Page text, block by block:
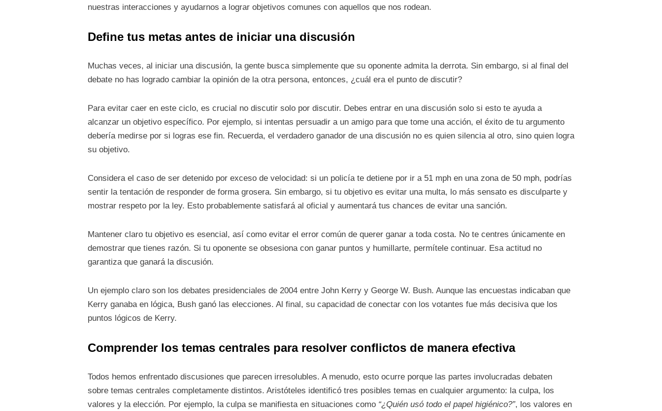
nuestras interacciones y ayudarnos a lograr objetivos comunes con aquellos que nos rodean.
Define tus metas antes de iniciar una discusión
Muchas veces, al iniciar una discusión, la gente busca simplemente que su oponente admita la derrota. Sin embargo, si al final del
debate no has logrado cambiar la opinión de la otra persona, entonces, ¿cuál era el punto de discutir?
Para evitar caer en este ciclo, es crucial no discutir solo por discutir. Debes entrar en una discusión solo si esto te ayuda a
alcanzar un objetivo específico. Por ejemplo, si intentas persuadir a un amigo para que tome una acción, el éxito de tu argumento
debería medirse por si logras ese fin. Recuerda, el verdadero ganador de una discusión no es quien silencia al otro, sino quien logra
su objetivo.
Considera el caso de ser detenido por exceso de velocidad: si un policía te detiene por ir a 51 mph en una zona de 50 mph, podrías
sentir la tentación de responder de forma grosera. Sin embargo, si tu objetivo es evitar una multa, lo más sensato es disculparte y
mostrar respeto por la ley. Esto probablemente satisfará al oficial y aumentará tus chances de evitar una sanción.
Mantener claro tu objetivo es esencial, así como evitar el error común de querer ganar a toda costa. No te centres únicamente en
demostrar que tienes razón. Si tu oponente se obsesiona con ganar puntos y humillarte, permítele continuar. Esa actitud no
garantiza que ganará la discusión.
Un ejemplo claro son los debates presidenciales de 2004 entre John Kerry y George W. Bush. Aunque las encuestas indicaban que
Kerry ganaba en lógica, Bush ganó las elecciones. Al final, su capacidad de conectar con los votantes fue más decisiva que los
puntos lógicos de Kerry.
Comprender los temas centrales para resolver conflictos de manera efectiva
Todos hemos enfrentado discusiones que parecen irresolubles. A menudo, esto ocurre porque las partes involucradas debaten
sobre temas centrales completamente distintos. Aristóteles identificó tres posibles temas en cualquier argumento: la culpa, los
valores y la elección. Por ejemplo, la culpa se manifiesta en situaciones como “¿Quién usó todo el papel higiénico?”, los valores en